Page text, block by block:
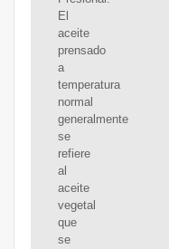
El
aceite
prensado
a
temperatura
normal
generalmente
se
refiere
al
aceite
vegetal
que
se